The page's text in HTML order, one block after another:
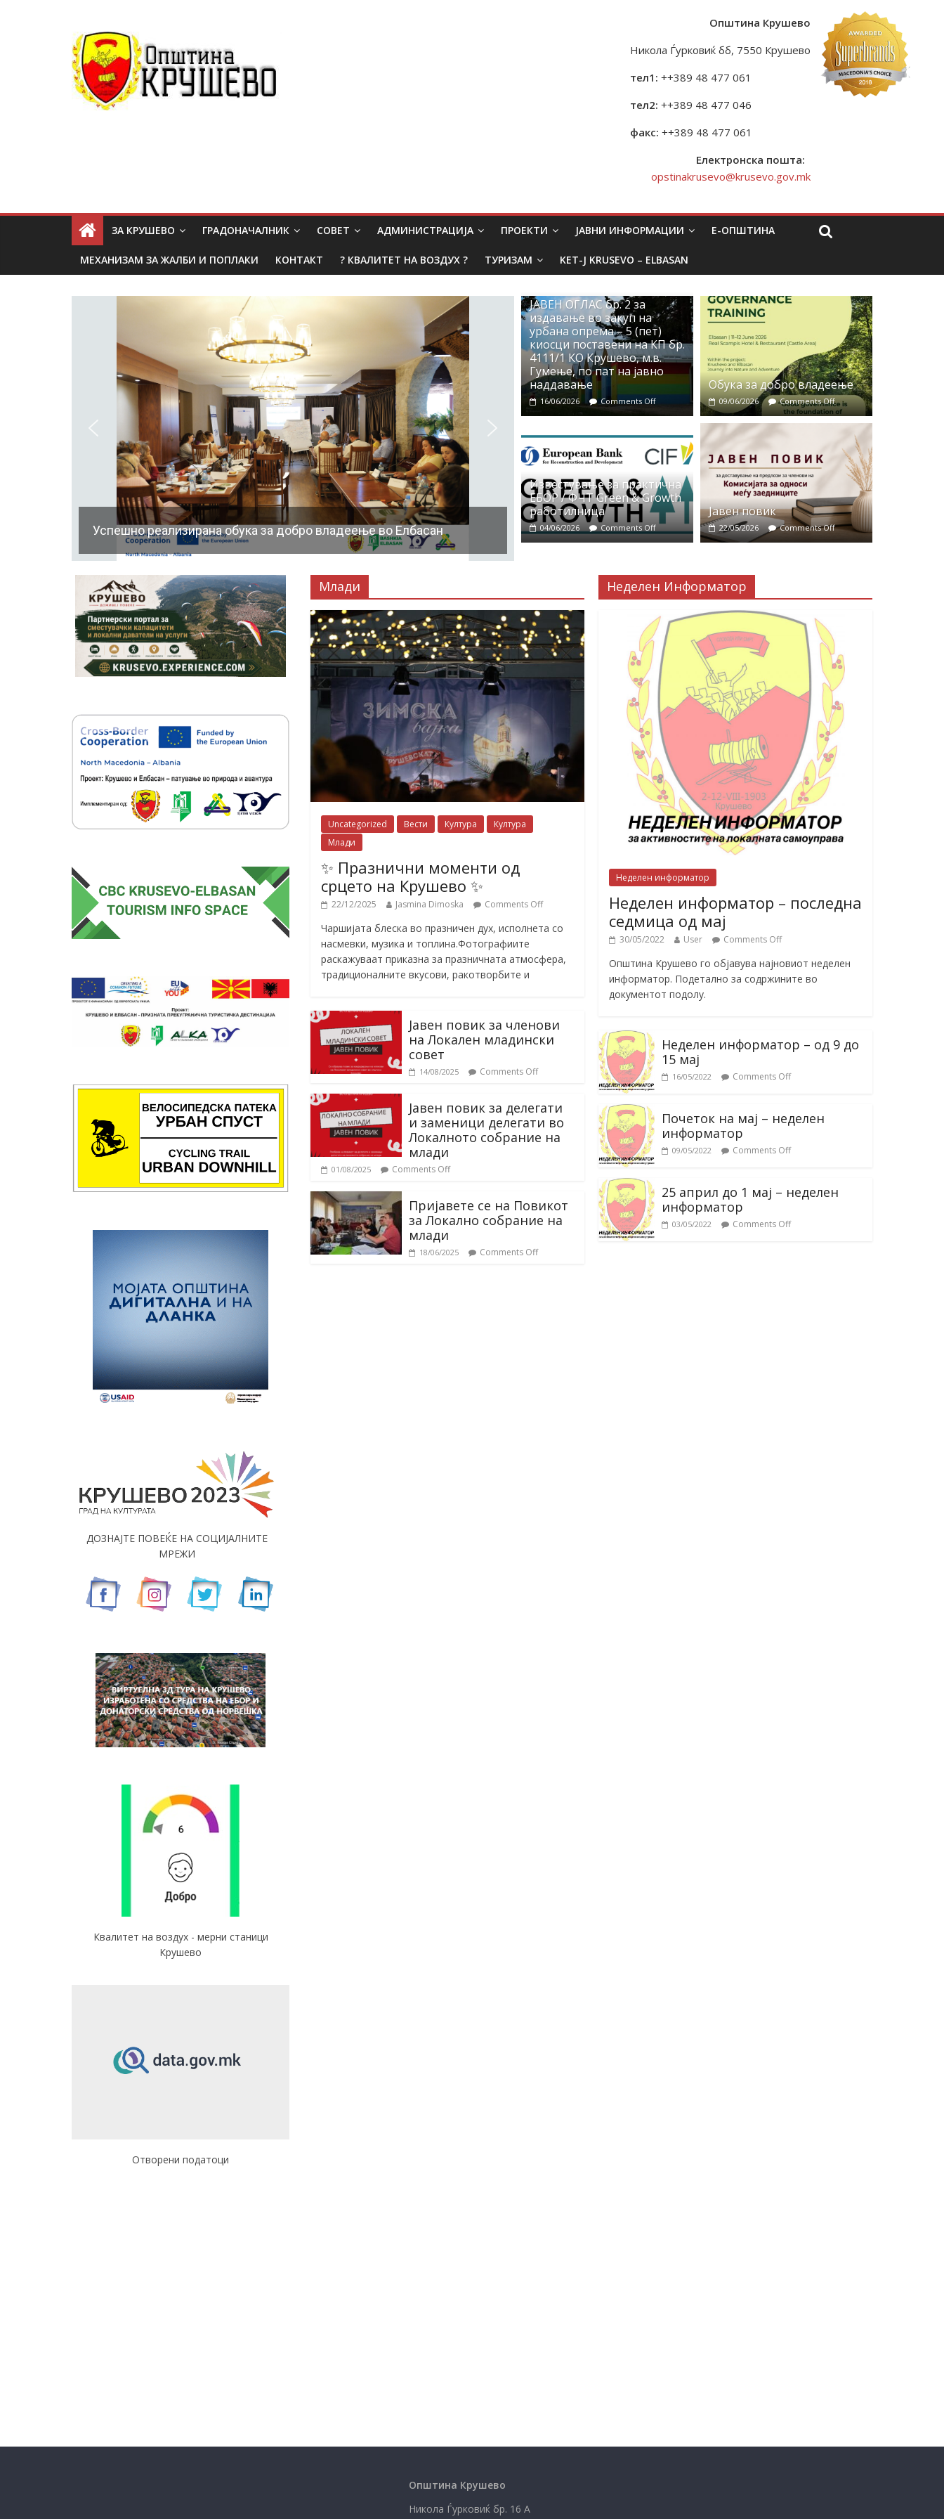
Општина Крушево
Никола Ѓурковиќ бб, 7550 Крушево
тел1: ++389 48 477 061
тел2: ++389 48 477 046
факс: ++389 48 477 061
Електронска пошта:
opstinakrusevo@krusevo.gov.mk
ЗА КРУШЕВО ГРАДОНАЧАЛНИК СОВЕТ АДМИНИСТРАЦИЈА ПРОЕКТИ ЈАВНИ ИНФОРМАЦИИ Е-ОПШТИНА
МЕХАНИЗАМ ЗА ЖАЛБИ И ПОПЛАКИ КОНТАКТ ? КВАЛИТЕТ НА ВОЗДУХ ? ТУРИЗАМ KET-J KRUSEVO – ELBASAN
Успешно реализирана обука за добро владеење во Елбасан
ЈАВЕН ОГЛАС бр. 2 за
издавање во закуп на
урбана опрема – 5 (пет)
киосци поставени на КП бр.
4111/1 КО Крушево, м.в.
Гумење, по пат на јавно
наддавање
16/06/2026 Comments Off
Обука за добро владеење
09/06/2026 Comments Off
Известување за практична
ЕБОР / ФЧТ Green & Growth
работилница
04/06/2026 Comments Off
Јавен повик
22/05/2026 Comments Off
Млади
Uncategorized Вести Култура
Култура
Млади
✨ Празнични моменти од
срцето на Крушево ✨
22/12/2025 Jasmina Dimoska Comments Off
Чаршијата блеска во празничен дух, исполнета со
насмевки, музика и топлина.Фотографиите
раскажуваат приказна за празничната атмосфера,
традиционалните вкусови, ракотворбите и
Јавен повик за членови
на Локален младински
совет
14/08/2025 Comments Off
Јавен повик за делегати
и заменици делегати во
Локалното собрание на
млади
01/08/2025 Comments Off
Пријавете се на Повикот
за Локално собрание на
млади
18/06/2025 Comments Off
Неделен Информатор
Неделен информатор
Неделен информатор – последна
седмица од мај
30/05/2022 User Comments Off
Општина Крушево го објавува најновиот неделен
информатор. Подетално за содржините во
документот подолу.
Неделен информатор – од 9 до
15 мај
16/05/2022 Comments Off
Почеток на мај – неделен
информатор
09/05/2022 Comments Off
25 април до 1 мај – неделен
информатор
03/05/2022 Comments Off
ДОЗНАЈТЕ ПОВЕЌЕ НА СОЦИЈАЛНИТЕ
МРЕЖИ
Квалитет на воздух - мерни станици
Крушево
Отворени податоци
Општина Крушево
Никола Ѓурковиќ бр. 16 А